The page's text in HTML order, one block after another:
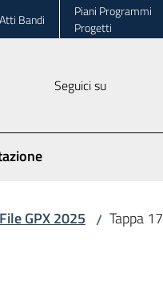
Bandi
Piani Programmi
Progetti
Seguici su
File GPX 2025 / Tappa 17